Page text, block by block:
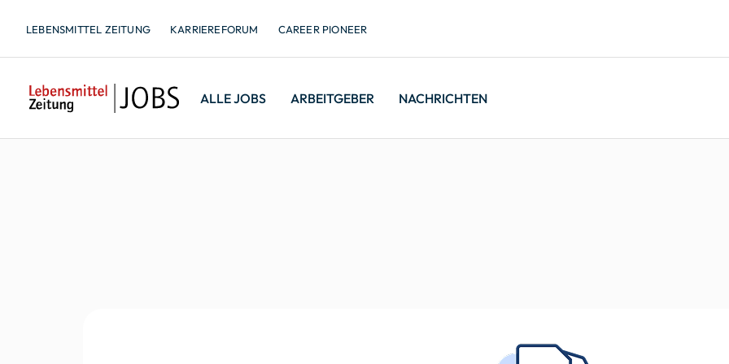
LEBENSMITTEL ZEITUNG KARRIEREFORUM CAREER PIONEER
ALLE JOBS ARBEITGEBER NACHRICHTEN